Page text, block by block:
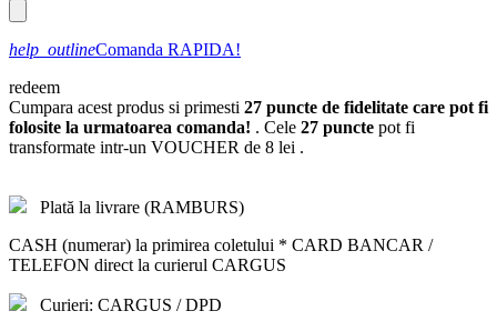
help_outlineComanda RAPIDA!
redeem
Cumpara acest produs si primesti 27 puncte de fidelitate care pot fi
folosite la urmatoarea comanda! . Cele 27 puncte pot fi
transformate intr-un VOUCHER de 8 lei .
Plată la livrare (RAMBURS)
CASH (numerar) la primirea coletului * CARD BANCAR /
TELEFON direct la curierul CARGUS
Curieri: CARGUS / DPD